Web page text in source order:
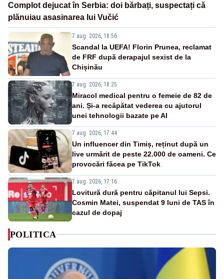
Complot dejucat în Serbia: doi bărbați, suspectați că
plănuiau asasinarea lui Vučić
7 aug. 2026, 18:56
Scandal la UEFA! Florin Prunea, reclamat
de FRF după derapajul sexist de la
Chișinău
7 aug. 2026, 18:25
Miracol medical pentru o femeie de 82 de
ani. Și-a recăpătat vederea cu ajutorul
unei tehnologii bazate pe AI
7 aug. 2026, 17:44
Un influencer din Timiș, reținut după un
live urmărit de peste 22.000 de oameni. Ce
provocări făcea pe TikTok
7 aug. 2026, 17:16
Lovitură dură pentru căpitanul lui Sepsi.
Cosmin Matei, suspendat 9 luni de TAS în
cazul de dopaj
POLITICA